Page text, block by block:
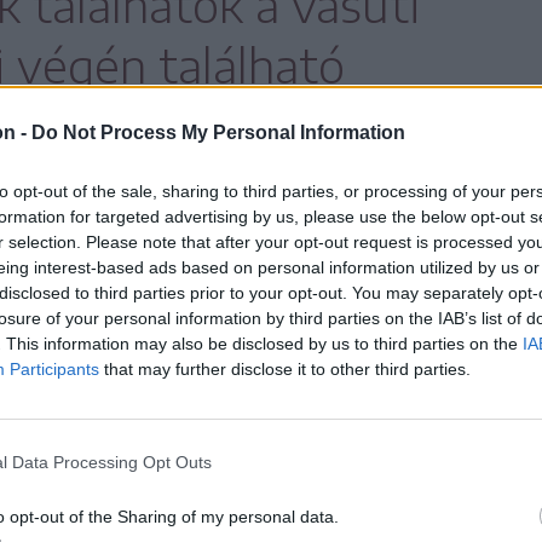
- Do Not Process My Personal Information
opt-out of the sale, sharing to third parties, or processing of your
for targeted advertising by us, please use the below opt-out
selection. Please note that after your opt-out request is processed
interest-based ads based on personal information utilized by us
to third parties prior to your opt-out. You may separately
of your personal information by third parties on the IAB’s list of
This information may also be disclosed by us to third parties on the
Participants that may further disclose it to other third parties.
Data Processing Opt Outs
opt-out of the Sharing of my personal data.
található
új szakaszának megépítése után
helyzetet mutatják, az európai út
a korábbi állapot alapján adnak
méterre. Az országos útügy táblái
feliratokat tartalmaznak, nemcsak ott,
is.
szerint a városnak